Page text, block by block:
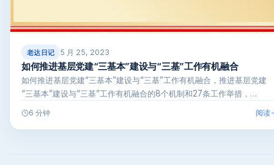
老达日记 5 月 25, 2023
如何推进基层党建“三基本”建设与“三基”工作有机融合
如何推进基层党建“三基本”建设与“三基”工作有机融合，推进基层党建
“三基本”建设与“三基”工作有机融合的8个机制和27条工作举措，…
6 分钟 阅读